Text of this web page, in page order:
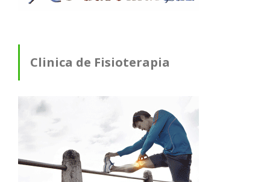
Clinica de Fisioterapia